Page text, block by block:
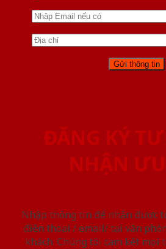
ĐĂNG KÝ
NHẬN
Nhập thông tin để nhận được
điện thoại / email/ tại văn
khách. Chúng tôi cam kết mọi